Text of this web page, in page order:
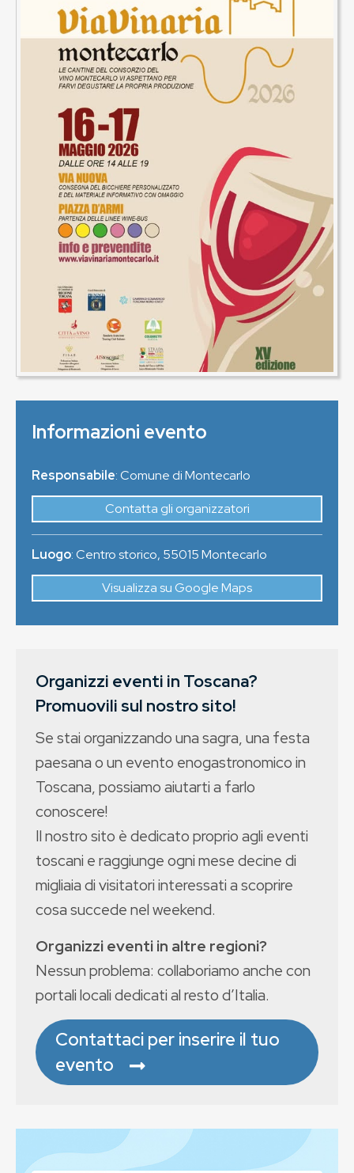
Informazioni evento
Responsabile: Comune di Montecarlo
Contatta gli organizzatori
Luogo:Centro storico, 55015Montecarlo
Visualizza su Google Maps
Organizzi eventi in Toscana?
Promuovili sul nostro sito!
Se stai organizzando una sagra, una festa
paesana o un evento enogastronomico in
Toscana, possiamo aiutarti a farlo
conoscere!
Il nostro sito è dedicato proprio agli eventi
toscani e raggiunge ogni mese decine di
migliaia di visitatori interessati a scoprire
cosa succede nel weekend.
Organizzi eventi in altre regioni?
Nessun problema: collaboriamo anche con
portali locali dedicati al resto d’Italia.
Contattaci per inserire il tuo
evento